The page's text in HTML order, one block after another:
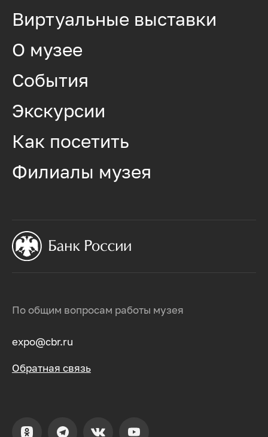
По общим вопросам работы музея
expo@cbr.ru
Обратная связь
Виртуальные выставки
О музее
События
Экскурсии
Как посетить
Филиалы музея